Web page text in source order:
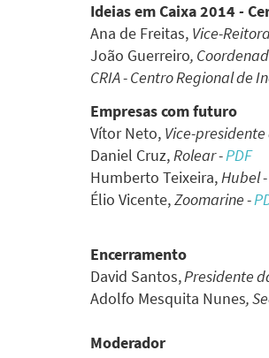
Ideias em Caixa 2014 -
Ana de Freitas, Vice-
João Guerreiro,
CRIA - Centro Regional de
Empresas com futuro
Vítor Neto, Vice-presidente
Daniel Cruz, Rolear -PDF
Humberto Teixeira, Hubel -
Élio Vicente,Zoomarine -
Encerramento
David Santos,Presidente
Adolfo Mesquita Nunes,
Moderador